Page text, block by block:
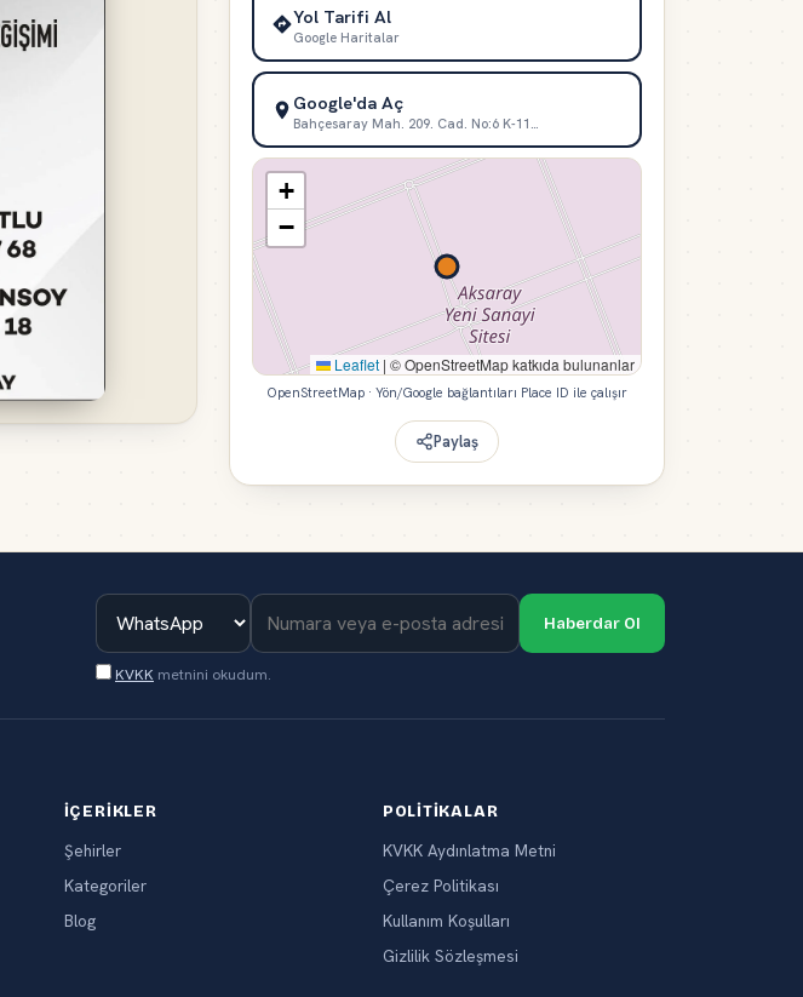
Yol Tarifi Al
Google Haritalar
Google'da Aç
Bahçesaray Mah. 209. Cad. No:6 K-11…
+
−
Leaflet | © OpenStreetMap katkıda bulunanlar
OpenStreetMap · Yön/Google bağlantıları Place ID ile çalışır
Paylaş
Haberdar Ol
KVKK metnini okudum.
İÇERIKLER
Şehirler
Kategoriler
Blog
POLITIKALAR
KVKK Aydınlatma Metni
Çerez Politikası
Kullanım Koşulları
Gizlilik Sözleşmesi